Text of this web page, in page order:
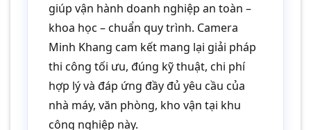
giúp vận hành doanh nghiệp an toàn –
khoa học – chuẩn quy trình. Camera
Minh Khang cam kết mang lại giải pháp
thi công tối ưu, đúng kỹ thuật, chi phí
hợp lý và đáp ứng đầy đủ yêu cầu của
nhà máy, văn phòng, kho vận tại khu
công nghiệp này.